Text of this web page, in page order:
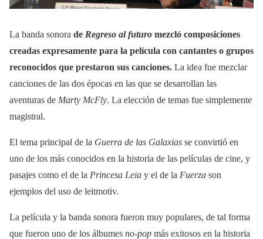
La banda sonora de Regreso al futuro mezcló composiciones
creadas expresamente para la película con cantantes o grupos
reconocidos que prestaron sus canciones. La idea fue mezclar
canciones de las dos épocas en las que se desarrollan las
aventuras de Marty McFly. La elección de temas fue simplemente
magistral.
El tema principal de la Guerra de las Galaxias se convirtió en
uno de los más conocidos en la historia de las películas de cine, y
pasajes como el de la Princesa Leia y el de la Fuerza son
ejemplos del uso de leitmotiv.
La película y la banda sonora fueron muy populares, de tal forma
que fueron uno de los álbumes no-pop más exitosos en la historia